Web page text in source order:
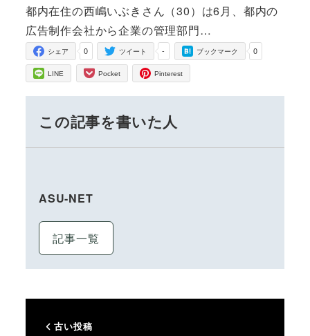
都内在住の西嶋いぶきさん（30）は6月、都内の
広告制作会社から企業の管理部門…
0
シェア -
ツイート 0
ブックマーク
LINE Pocket Pinterest
この記事を書いた人
ASU-NET
記事一覧
古い投稿